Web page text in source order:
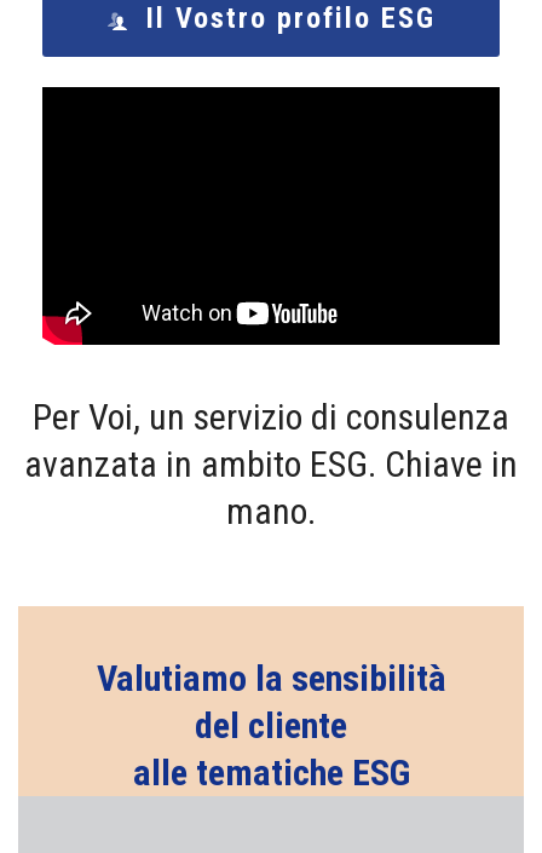
Il Vostro profilo ESG
Per Voi, un servizio di consulenza
avanzata in ambito ESG. Chiave in
mano.
Valutiamo la sensibilità
del cliente
alle tematiche ESG